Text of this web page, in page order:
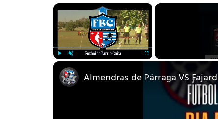
×
Almendras de Párraga VS